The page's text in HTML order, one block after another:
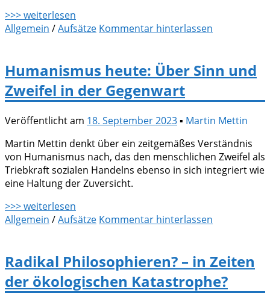
>>> weiterlesen
Allgemein /Aufsätze Kommentar hinterlassen
Humanismus heute: Über Sinn und
Zweifel in der Gegenwart
Veröffentlicht am 18. September 2023▪ Martin Mettin
Martin Mettin denkt über ein zeitgemäßes Verständnis
von Humanismus nach, das den menschlichen Zweifel als
Triebkraft sozialen Handelns ebenso in sich integriert wie
eine Haltung der Zuversicht.
>>> weiterlesen
Allgemein /Aufsätze Kommentar hinterlassen
Radikal Philosophieren? – in Zeiten
der ökologischen Katastrophe?